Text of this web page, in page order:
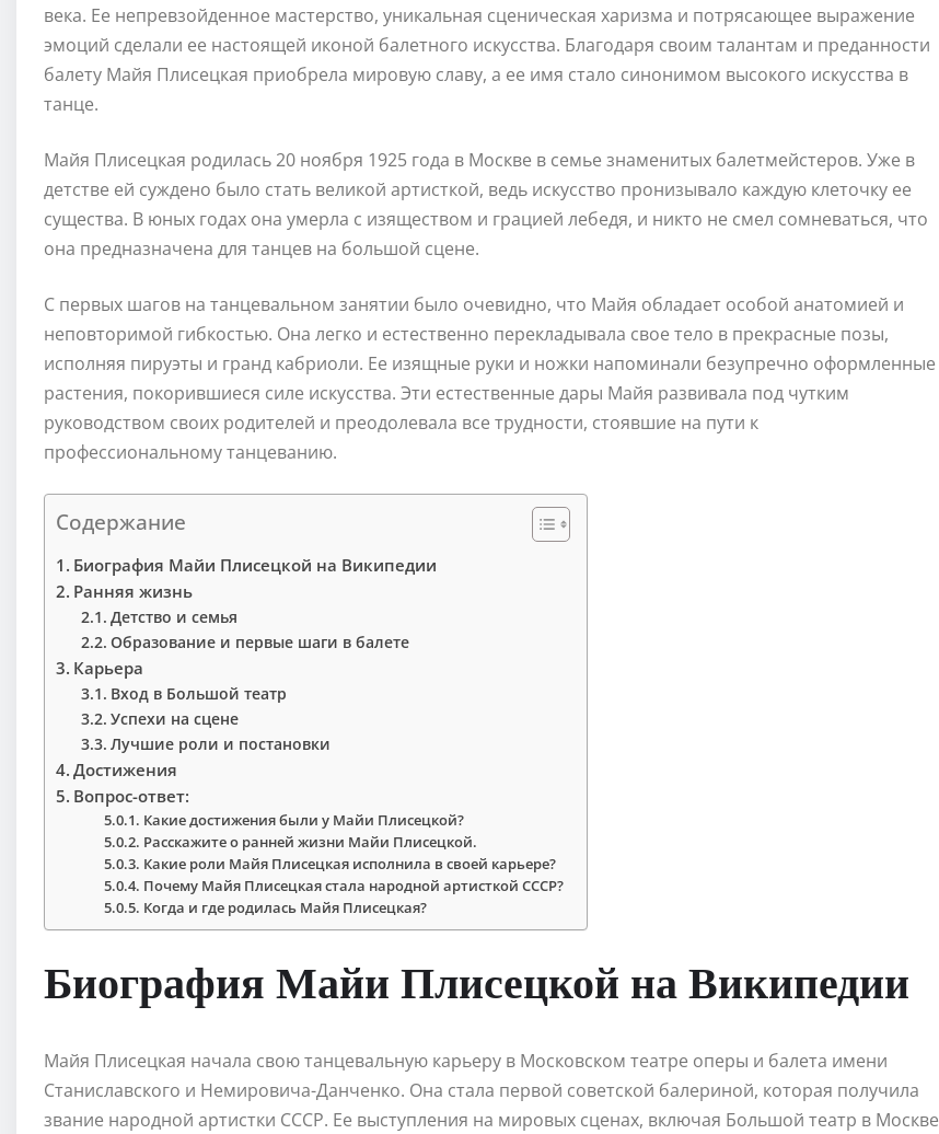
века. Ее непревзойденное мастерство, уникальная сценическая харизма и потрясающее выражение
эмоций сделали ее настоящей иконой балетного искусства. Благодаря своим талантам и преданности
балету Майя Плисецкая приобрела мировую славу, а ее имя стало синонимом высокого искусства в
танце.
Майя Плисецкая родилась 20 ноября 1925 года в Москве в семье знаменитых балетмейстеров. Уже в
детстве ей суждено было стать великой артисткой, ведь искусство пронизывало каждую клеточку ее
существа. В юных годах она умерла с изяществом и грацией лебедя, и никто не смел сомневаться, что
она предназначена для танцев на большой сцене.
С первых шагов на танцевальном занятии было очевидно, что Майя обладает особой анатомией и
неповторимой гибкостью. Она легко и естественно перекладывала свое тело в прекрасные позы,
исполняя пируэты и гранд кабриоли. Ее изящные руки и ножки напоминали безупречно оформленные
растения, покорившиеся силе искусства. Эти естественные дары Майя развивала под чутким
руководством своих родителей и преодолевала все трудности, стоявшие на пути к
профессиональному танцеванию.
Содержание
Биография Майи Плисецкой на Википедии
Ранняя жизнь
Детство и семья
Образование и первые шаги в балете
Карьера
Вход в Большой театр
Успехи на сцене
Лучшие роли и постановки
Достижения
Вопрос-ответ:
Какие достижения были у Майи Плисецкой?
Расскажите о ранней жизни Майи Плисецкой.
Какие роли Майя Плисецкая исполнила в своей карьере?
Почему Майя Плисецкая стала народной артисткой СССР?
Когда и где родилась Майя Плисецкая?
Биография Майи Плисецкой на Википедии
Майя Плисецкая начала свою танцевальную карьеру в Московском театре оперы и балета имени
Станиславского и Немировича-Данченко. Она стала первой советской балериной, которая получила
звание народной артистки СССР. Ее выступления на мировых сценах, включая Большой театр в Москве